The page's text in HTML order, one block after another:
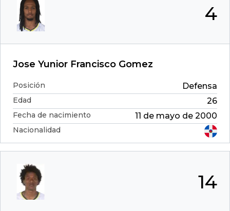
4
Jose Yunior Francisco Gomez
Posición Defensa
Edad 26
Fecha de nacimiento 11 de mayo de 2000
Nacionalidad
14